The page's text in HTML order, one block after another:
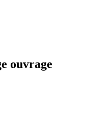
ouvrage